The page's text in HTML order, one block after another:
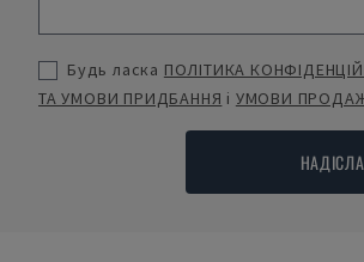
Будь ласка ПОЛІТИКА
ТА УМОВИ ПРИДБАННЯ і УМОВИ